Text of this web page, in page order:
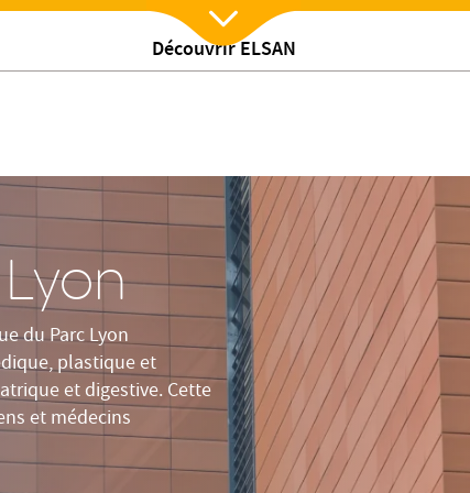
Découvrir ELSAN
Nx:Afficher menu
du Parc Lyon
plastique et
et digestive. Cette
et médecins
Notre clinique en chiffres